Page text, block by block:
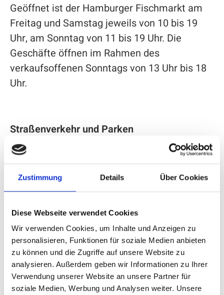
Zustimmung Details Über Cookies
Diese Webseite verwendet Cookies
Wir verwenden Cookies, um Inhalte und Anzeigen zu
personalisieren, Funktionen für soziale Medien anbieten
zu können und die Zugriffe auf unsere Website zu
analysieren. Außerdem geben wir Informationen zu Ihrer
Verwendung unserer Website an unsere Partner für
soziale Medien, Werbung und Analysen weiter. Unsere
Geöffnet ist der Hamburger Fischmarkt am
Freitag und Samstag jeweils von 10 bis 19
Uhr, am Sonntag von 11 bis 19 Uhr. Die
Geschäfte öffnen im Rahmen des
verkaufsoffenen Sonntags von 13 Uhr bis 18
Uhr.
Straßenverkehr und Parken
Für die Veranstaltung sind
Straßensperrungen in der Innenstadt
notwendig. Die Ennester Straße und
Veranstaltung am Freitag und Samstag von
10 Uhr bis 19 Uhr und am Sonntag von 11 Uhr
bis 19 Uhr gesperrt. Zusätzlich wird der
Parkplatz „Im Tangel“ von Freitag, 6. März, um
6 Uhr, bis Sonntag, 8. März, um 20 Uhr, voll
gesperrt.